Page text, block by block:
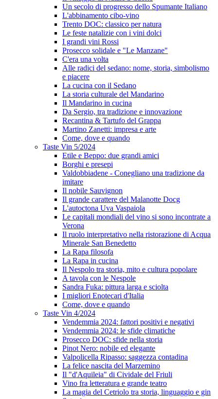
Un secolo di progresso dello Spumante Italiano
L'abbinamento cibo-vino
Trento DOC: classico per natura
Le feste natalizie con i vini dolci
I grandi vini Rossi
Prosecco solidale e "Le Manzane"
C'era una volta
Alle radici del sedano: nome, storia, simbolismo
e piacere
La cucina con il Sedano
La storia culturale del Mandarino
Il Mandarino in cucina
Da Sergio, tra tradizione e innovazione
Recantina & Tartufo del Grappa
Martino Zanetti: impresa e arte
Come, dove e quando
Taste Vin 5/2024
Etile e Beppo: due grandi amici
Borghi e presepi
Valdobbiadene - Conegliano una tradizione da
imitare
Il nobile Sauvignon
Il grande carattere del Malanotte Docg
L'autoctona Uva Vaspaiola
Le capitali mondiali del vino si sono incontrate a
Verona
Il ruolo interpretativo nella ristorazione di Acqua
Minerale San Benedetto
La Rapa filosofa
La Rapa in cucina
Il Nespolo tra storia, mito e cultura popolare
A tavola con le Nespole
Sandra Fuka: pittura larga e sciolta
I migliori Enotecari d'Italia
Come, dove e quando
Taste Vin 4/2024
Vendemmia 2024: fattori positivi e negativi
Vendemmia 2024: le sfide climatiche
Prosecco DOC: sfide nella storia
Pinot Nero: nobile ed elegante
Valpolicella Ripasso: saggezza contadina
La felice nascita del Marzemino
Il "d'Aquileia" di Cividale del Friuli
Vino fra letteratura e grande teatro
La magia del Cetriolo tra storia, linguaggio e gin